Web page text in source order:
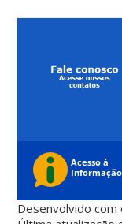
Desenvolvido